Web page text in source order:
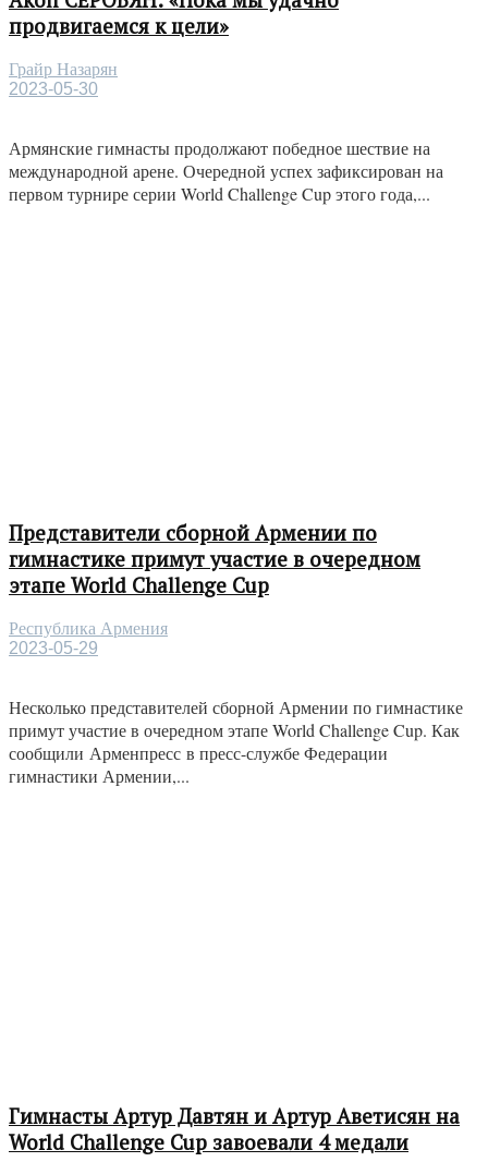
продвигаемся к цели»
Грайр Назарян
2023-05-30
Армянские гимнасты продолжают победное шествие на
международной арене. Очередной успех зафиксирован на
первом турнире серии World Challenge Cup этого года,...
Представители сборной Армении по
гимнастике примут участие в очередном
этапе World Challenge Cup
Республика Армения
2023-05-29
Несколько представителей сборной Армении по гимнастике
примут участие в очередном этапе World Challenge Cup. Как
сообщили Арменпресс в пресс-службе Федерации
гимнастики Армении,...
Гимнасты Артур Давтян и Артур Аветисян на
World Challenge Cup завоевали 4 медали